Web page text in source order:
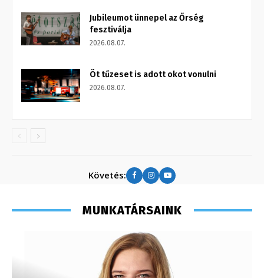
Jubileumot ünnepel az Őrség
fesztiválja
2026.08.07.
Öt tűzeset is adott okot vonulni
2026.08.07.
Követés:
MUNKATÁRSAINK